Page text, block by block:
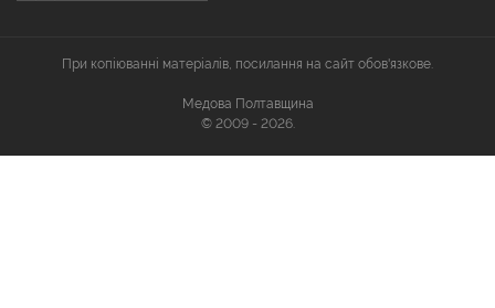
При копіюванні матеріалів, посилання на сайт обов'язкове.
Медова Полтавщина
© 2009 - 2026.